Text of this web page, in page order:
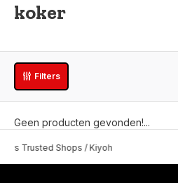
koker
Filters
Geen producten gevonden!...
Shops / Kiyoh